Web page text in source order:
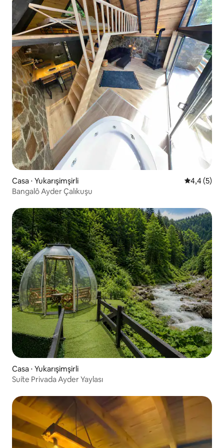
Casa ⋅ Yukarışimşirli 4,4 de
4,4 (5)
Bangalô Ayder Çalıkuşu
Casa ⋅ Yukarışimşirli
Suíte Privada Ayder Yaylası